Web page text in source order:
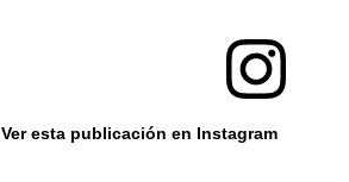
Ver esta publicación en Instagram